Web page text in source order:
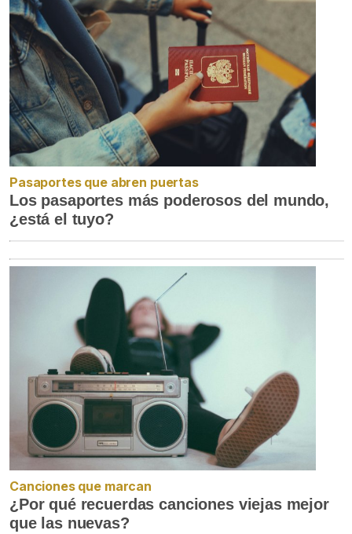
Pasaportes que abren puertas
Los pasaportes más poderosos del mundo,
¿está el tuyo?
Canciones que marcan
¿Por qué recuerdas canciones viejas mejor
que las nuevas?